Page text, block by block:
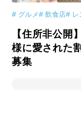
# グルメ# 飲食店# レ
【住所非公
様に愛された
募集